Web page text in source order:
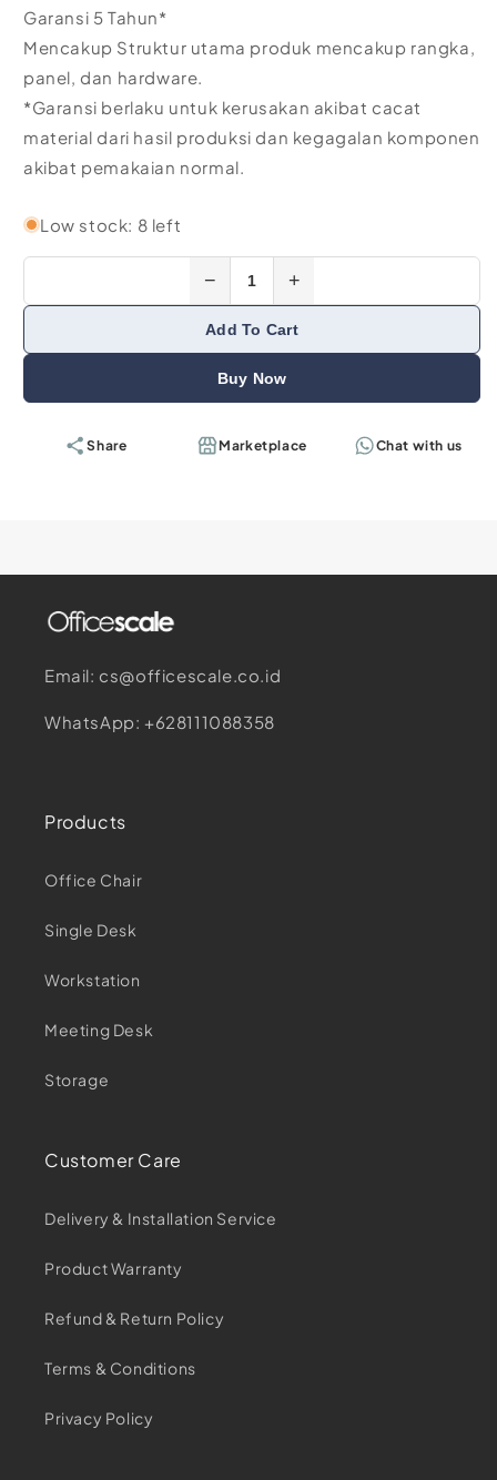
Garansi 5 Tahun*
Mencakup Struktur utama produk mencakup rangka,
panel, dan hardware.
*Garansi berlaku untuk kerusakan akibat cacat
material dari hasil produksi dan kegagalan komponen
akibat pemakaian normal.
Low stock: 8 left
− +
Add To Cart
Buy Now
Share Marketplace Chat with us
Email: cs@officescale.co.id
WhatsApp: +628111088358
Products
Office Chair
Single Desk
Workstation
Meeting Desk
Storage
Customer Care
Delivery & Installation Service
Product Warranty
Refund & Return Policy
Terms & Conditions
Privacy Policy